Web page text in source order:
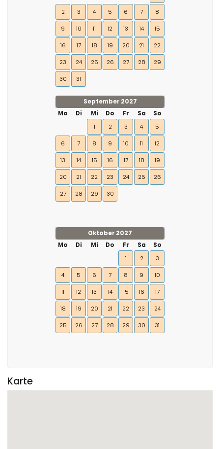
2 3 4 5 6 7 8
9 10 11 12 13 14 15
16 17 18 19 20 21 22
23 24 25 26 27 28 29
30 31
September 2027
Mo
Di Mi Do Fr Sa
So
1
2 3 4 5
6 7 8 9 10 11 12
13 14 15 16 17 18 19
20 21 22 23 24 25 26
27 28 29 30
Oktober 2027
Mo
Di Mi Do Fr Sa
So
1
2 3
4 5 6 7 8 9 10
11 12 13 14 15 16 17
18 19 20 21 22 23 24
25 26 27 28 29 30 31
Karte